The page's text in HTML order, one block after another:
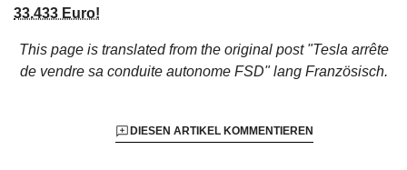
33.433 Euro!
This page is translated from the original post "Tesla arrête
de vendre sa conduite autonome FSD"lang Französisch.
DIESEN ARTIKEL KOMMENTIEREN